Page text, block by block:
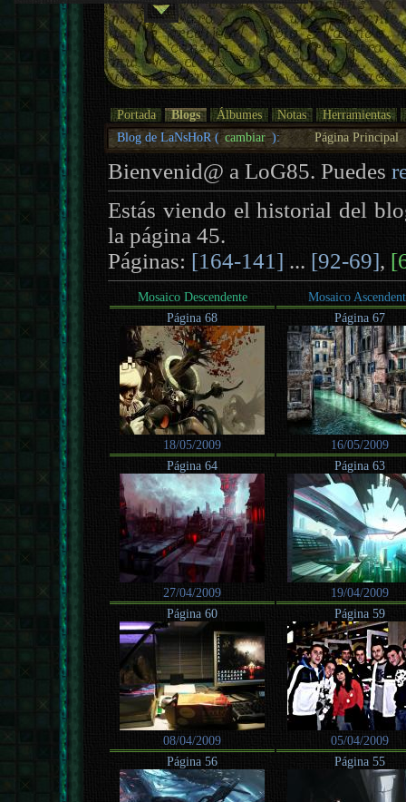
Portada Blogs Álbumes Notas
Herramientas
Blog de LaNsHoR ( cambiar ): Página Principal
Bienvenid@ a LoG85. Puedes
Estás viendo el historial del
la página 45.
Páginas: [164-141] ... [92-69],
Mosaico Descendente
Mosaico
Página 68
18/05/2009
Página 67
16/05/2009
Página 64
27/04/2009
Página 63
19/04/2009
Página 60
08/04/2009
Página 59
05/04/2009
Página 56
Página 55